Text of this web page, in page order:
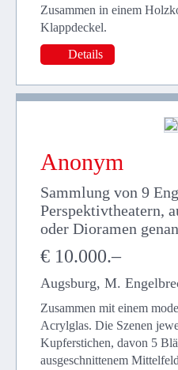
Zusammen in einem
Klappdeckel.
Details
Anonym
Sammlung von 9
Perspektivtheatern,
oder Dioramen
€ 10.000.–
Augsburg, M.
Zusammen mit einem
Acrylglas. Die Szenen
Kupferstichen, davon 5
ausgeschnittenem